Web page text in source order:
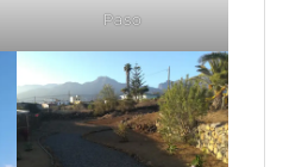
Paso